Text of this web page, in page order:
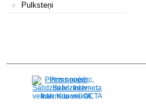
Pulksteņi
Pirms nopērc,
Salidzini.lv - Interneta
veikali, Kuponi, OCTA